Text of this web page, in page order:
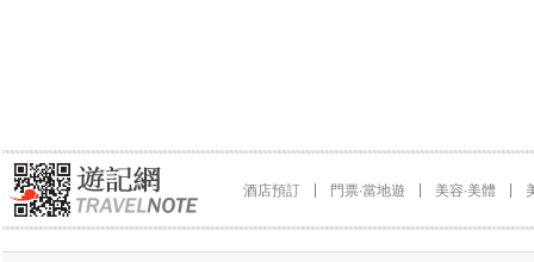
酒店預訂 門票∙當地遊 美容∙美體